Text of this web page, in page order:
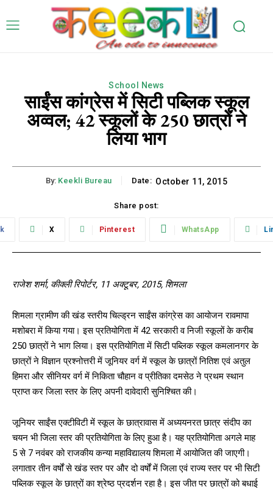
School News
साईंस कांग्रेस में सिटी पब्लिक स्कूल
अव्वल; 42 स्कूलों के 250 छात्रों ने
लिया भाग
By: Keekli Bureau Date: October 11, 2015
Share post:
X Pinterest WhatsApp
राजेशशर्मा, कीक्लीरिपोर्टर, 11 अक्टूबर, 2015, शिमला
शिमला ग्रामीण की खंड स्तरीय चिल्ड्रन साईंस कांग्रेस का आयोजन रावमापा
मशोबरा में किया गया। इस प्रतियोगिता में 42 सरकारी व निजी स्कूलों के करीब
250 छात्रों ने भाग लिया। इस प्रतियोगिता में सिटी पब्लिक स्कूल कमलानगर के
छात्रों ने विज्ञान प्रश्नोत्तरी में जूनियर वर्ग में स्कूल के छात्रों नितिश एवं अतुल
हिमरा और सीनियर वर्ग में निकिता चौहान व प्रीतिका दमसेठ ने प्रथम स्थान
प्राप्त कर जिला स्तर के लिए अपनी दावेदारी सुनिश्चित की।
जूनियर साईंस एक्टीविटी में स्कूल के छात्रावास में अध्ययनरत छात्र संदीप का
चयन भी जिला स्तर की प्रतियोगिता के लिए हुआ है। यह प्रतियोगिता अगले माह
5 से 7 नवंबर को राजकीय कन्या महाविद्यालय शिमला में आयोजित की जाएगी।
लगातार तीन वर्षों से खंड स्तर पर और दो वर्षों में जिला एवं राज्य स्तर पर भी सिटी
पब्लिक स्कूल के छात्रों का श्रेष्ठ प्रदर्शन रहा है। इस जीत पर छात्रों को बधाई